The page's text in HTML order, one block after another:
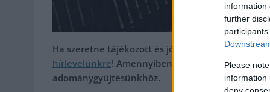
information
further
Please
information
deny
Ha szeretne tájékozott és jól értesült lenni, de
hírlevelünkre! Amennyiben szívesen lenne a
adománygyűjtésünkhöz.